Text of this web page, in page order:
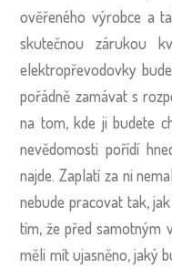
ověřeného výrobce a
skutečnou zárukou
elektropřevodovky
pořádně zamávat s
na tom, kde ji budete
nevědomosti pořídí
najde. Zaplatí za ni
nebude pracovat tak,
tím, že před samotným
měli mít ujasněno, jaký